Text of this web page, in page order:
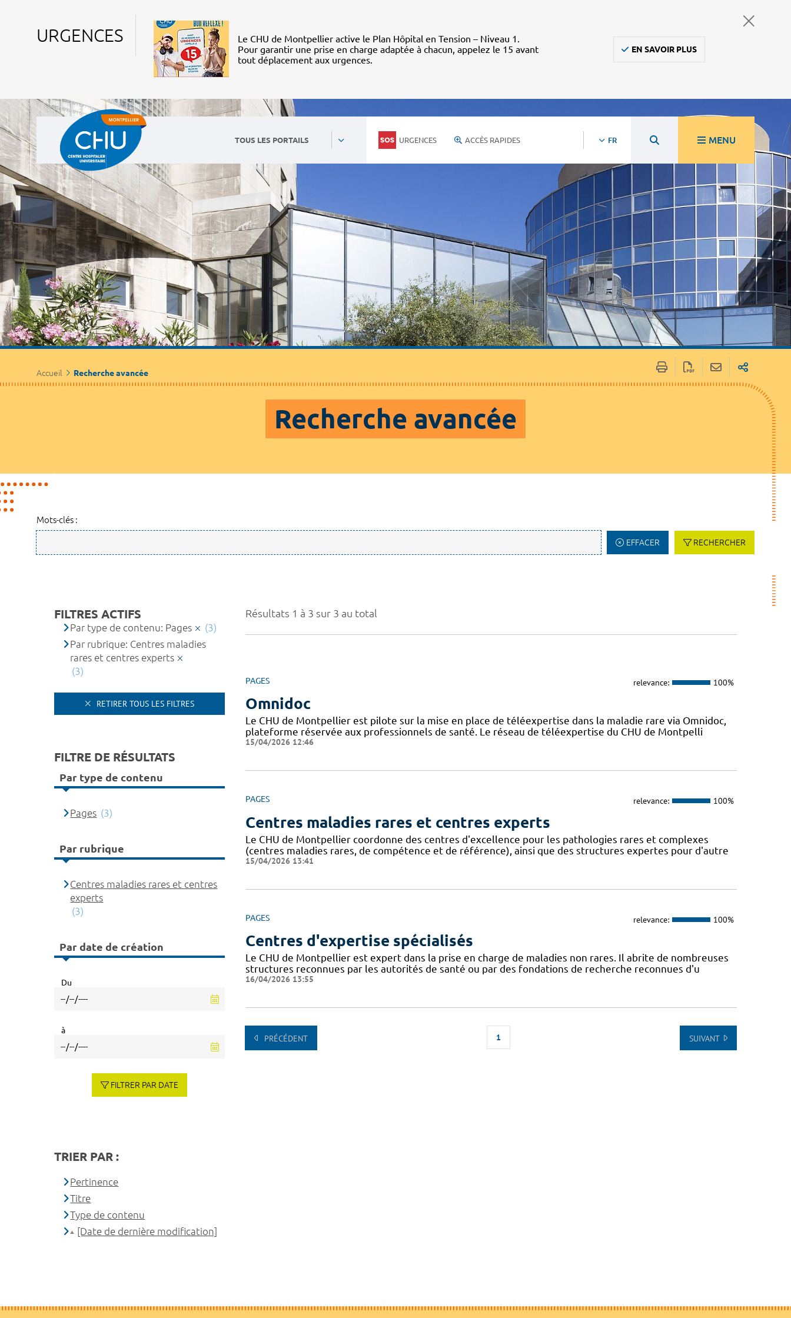
URGENCES
Le CHU de Montpellier active le Plan Hôpital en Tension – Niveau 1.
Pour garantir une prise en charge adaptée à chacun, appelez le 15 avant
tout déplacement aux urgences.
EN SAVOIR PLUS
TOUS LES PORTAILS URGENCES ACCÈS RAPIDES FR MENU
Accueil Recherche avancée
Recherche avancée
Mots-clés :
EFFACER RECHERCHER
Résultats 1 à 3 sur 3 au total
PAGES relevance: 100%
Omnidoc
Le CHU de Montpellier est pilote sur la mise en place de téléexpertise dans la maladie rare via Omnidoc,
plateforme réservée aux professionnels de santé. Le réseau de téléexpertise du CHU de Montpelli
15/04/2026 12:46
PAGES relevance: 100%
Centres maladies rares et centres experts
Le CHU de Montpellier coordonne des centres d'excellence pour les pathologies rares et complexes
(centres maladies rares, de compétence et de référence), ainsi que des structures expertes pour d'autre
15/04/2026 13:41
PAGES relevance: 100%
Centres d'expertise spécialisés
Le CHU de Montpellier est expert dans la prise en charge de maladies non rares. Il abrite de nombreuses
structures reconnues par les autorités de santé ou par des fondations de recherche reconnues d'u
16/04/2026 13:55
PRÉCÉDENT 1 SUIVANT
FILTRES ACTIFS
Par type de contenu: Pages
(3)
Par rubrique: Centres maladies
rares et centres experts
(3)
RETIRER TOUS LES FILTRES
FILTRE DE RÉSULTATS
Par type de contenu
Pages (3)
Par rubrique
Centres maladies rares et centres
experts
(3)
Par date de création
Du
à
FILTRER PAR DATE
TRIER PAR :
Pertinence
Titre
Type de contenu
[Date de dernière modification]